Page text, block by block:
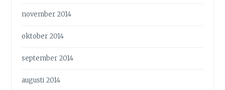
november 2014
oktober 2014
september 2014
augusti 2014